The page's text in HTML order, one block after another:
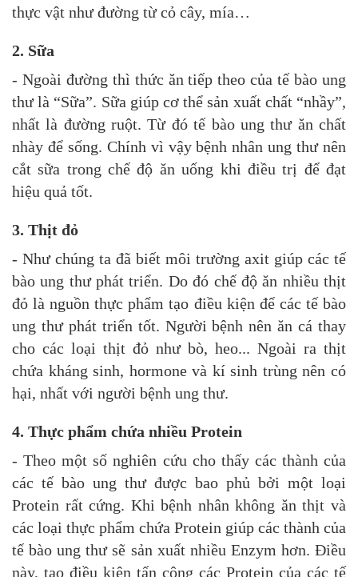
thực vật như đường từ cỏ cây, mía…
2. Sữa
- Ngoài đường thì thức ăn tiếp theo của tế bào ung
thư là “Sữa”. Sữa giúp cơ thể sản xuất chất “nhầy”,
nhất là đường ruột. Từ đó tế bào ung thư ăn chất
nhày để sống. Chính vì vậy bệnh nhân ung thư nên
cắt sữa trong chế độ ăn uống khi điều trị để đạt
hiệu quả tốt.
3. Thịt đỏ
- Như chúng ta đã biết môi trường axit giúp các tế
bào ung thư phát triển. Do đó chế độ ăn nhiều thịt
đỏ là nguồn thực phẩm tạo điều kiện để các tế bào
ung thư phát triển tốt. Người bệnh nên ăn cá thay
cho các loại thịt đỏ như bò, heo... Ngoài ra thịt
chứa kháng sinh, hormone và kí sinh trùng nên có
hại, nhất với người bệnh ung thư.
4. Thực phẩm chứa nhiều Protein
- Theo một số nghiên cứu cho thấy các thành của
các tế bào ung thư được bao phủ bởi một loại
Protein rất cứng. Khi bệnh nhân không ăn thịt và
các loại thực phẩm chứa Protein giúp các thành của
tế bào ung thư sẽ sản xuất nhiều Enzym hơn. Điều
này, tạo điều kiện tấn công các Protein của các tế